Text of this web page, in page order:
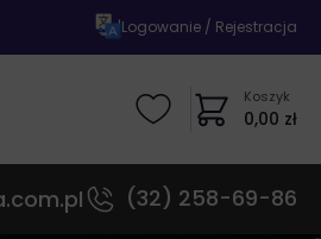
|Logowanie / Rejestracja
Koszyk
0,00 zł
(32) 258-69-86